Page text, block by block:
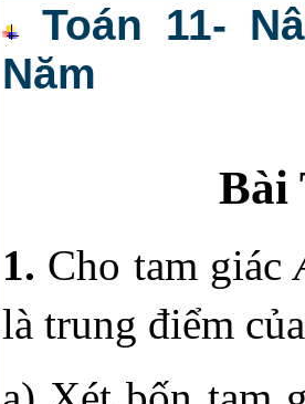
Toán 11-
Năm
Bài
1. Cho tam giác
là trung điểm